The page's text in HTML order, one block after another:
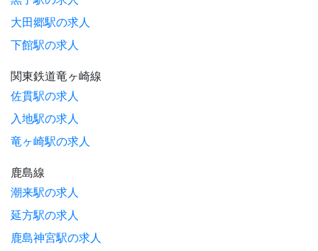
大田郷駅の求人
下館駅の求人
関東鉄道竜ヶ崎線
佐貫駅の求人
入地駅の求人
竜ヶ崎駅の求人
鹿島線
潮来駅の求人
延方駅の求人
鹿島神宮駅の求人